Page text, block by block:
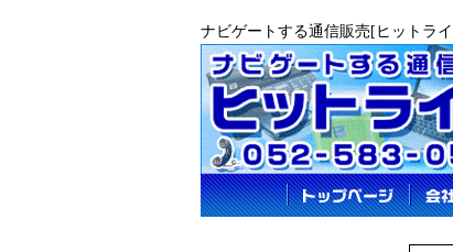
ナビゲートする通信販売[ヒットラ